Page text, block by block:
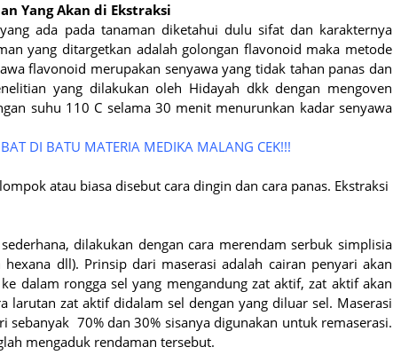
Yang Akan di Ekstraksi
ada pada tanaman diketahui dulu sifat dan karakternya
yang ditargetkan adalah golongan flavonoid maka metode
flavonoid merupakan senyawa yang tidak tahan panas dan
yang dilakukan oleh Hidayah dkk dengan mengoven
suhu 110 C selama 30 menit menurunkan kadar senyawa
DI BATU MATERIA MEDIKA MALANG CEK!!!
atau biasa disebut cara dingin dan cara panas. Ekstraksi
dilakukan dengan cara merendam serbuk simplisia
dll). Prinsip dari maserasi adalah cairan penyari akan
dalam rongga sel yang mengandung zat aktif, zat aktif akan
larutan zat aktif didalam sel dengan yang diluar sel. Maserasi
sebanyak 70% dan 30% sisanya digunakan untuk remaserasi.
mengaduk rendaman tersebut.